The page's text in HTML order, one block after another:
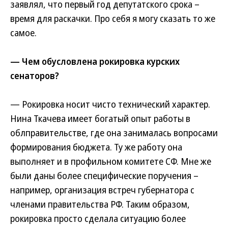
заявлял, что первый год депутатского срока –
время для раскачки. Про себя я могу сказать то же
самое.
— Чем обусловлена рокировка курских
сенаторов?
— Рокировка носит чисто технический характер.
Нина Ткачева имеет богатый опыт работы в
облправительстве, где она занималась вопросами
формирования бюджета. Ту же работу она
выполняет и в профильном комитете СФ. Мне же
были даны более специфические поручения –
например, организация встреч губернатора с
членами правительства РФ. Таким образом,
рокировка просто сделала ситуацию более